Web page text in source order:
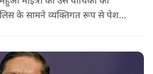
के सामने व्यक्तिगत रूप से पेश